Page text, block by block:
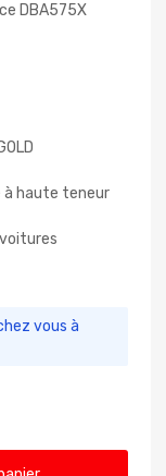
DBA575X
à haute teneur
vous à